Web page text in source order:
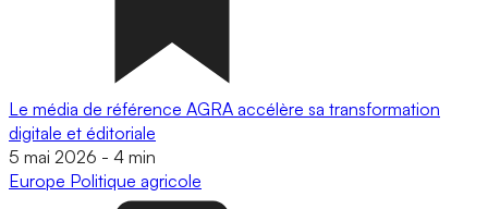
Le média de référence AGRA accélère sa transformation
digitale et éditoriale
5 mai 2026 - 4 min
Europe Politique agricole